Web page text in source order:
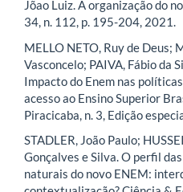
Jõao Luiz. A organização do
34, n. 112, p. 195-204, 2021.
MELLO NETO, Ruy de Deus;
Vasconcelo; PAIVA, Fábio da
Impacto do Enem nas
acesso ao Ensino Superior
Piracicaba, n. 3, Edição
STADLER, João Paulo;
Gonçalves e Silva. O perfil
naturais do novo ENEM: